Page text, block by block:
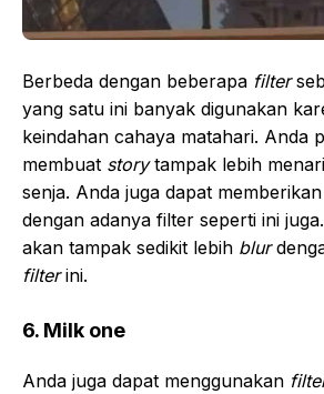
Berbeda dengan beberapa filter
yang satu ini banyak digunakan
keindahan cahaya matahari. Anda
membuat storytampak lebih
senja. Anda juga dapat
dengan adanya filter seperti ini
akan tampak sedikit lebih blur
filterini.
6. Milk one
Anda juga dapat menggunakan